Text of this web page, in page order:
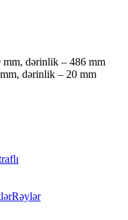
dərinlik – 486 mm
dərinlik – 20 mm
Rəylər